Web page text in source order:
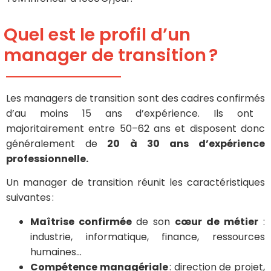
Quel est le profil d’un
manager de transition ?
Les managers de transition sont des cadres confirmés
d’au moins 15 ans d’expérience. Ils ont
majoritairement entre 50–62ans et disposent donc
généralementde 20 à 30 ans d’expérience
professionnelle.
Un manager de transition réunit les caractéristiques
suivantes :
Maîtrise confirmée de son cœur de métier :
industrie, informatique, finance, ressources
humaines…
Compétence managériale: direction de projet,